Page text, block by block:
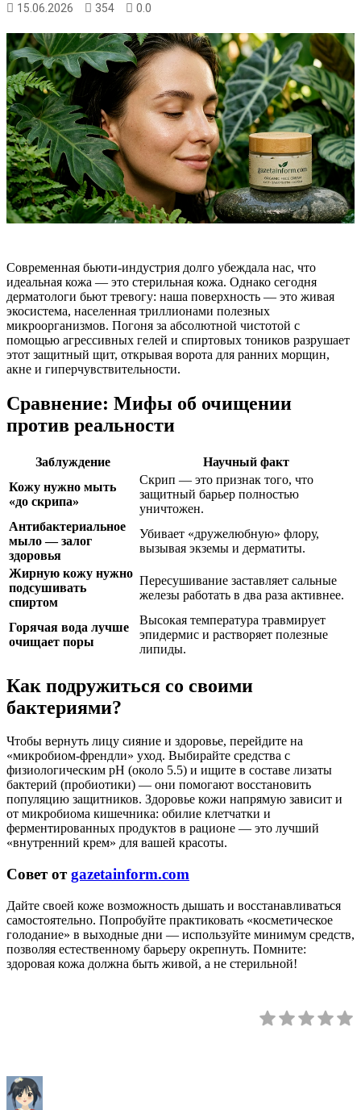
15.06.2026 354 0.0
Современная бьюти-индустрия долго убеждала нас, что
идеальная кожа — это стерильная кожа. Однако сегодня
дерматологи бьют тревогу: наша поверхность — это живая
экосистема, населенная триллионами полезных
микроорганизмов. Погоня за абсолютной чистотой с
помощью агрессивных гелей и спиртовых тоников разрушает
этот защитный щит, открывая ворота для ранних морщин,
акне и гиперчувствительности.
Сравнение: Мифы об очищении
против реальности
Заблуждение
Научный факт
Кожу нужно мыть
«до скрипа»
Скрип — это признак того, что
защитный барьер полностью
уничтожен.
Антибактериальное
мыло — залог
здоровья
Убивает «дружелюбную» флору,
вызывая экземы и дерматиты.
Жирную кожу нужно
подсушивать
спиртом
Пересушивание заставляет сальные
железы работать в два раза активнее.
Горячая вода лучше
очищает поры
Высокая температура травмирует
эпидермис и растворяет полезные
липиды.
Как подружиться со своими
бактериями?
Чтобы вернуть лицу сияние и здоровье, перейдите на
«микробиом-френдли» уход. Выбирайте средства с
физиологическим pH (около 5.5) и ищите в составе лизаты
бактерий (пробиотики) — они помогают восстановить
популяцию защитников. Здоровье кожи напрямую зависит и
от микробиома кишечника: обилие клетчатки и
ферментированных продуктов в рационе — это лучший
«внутренний крем» для вашей красоты.
Совет отgazetainform.com
Дайте своей коже возможность дышать и восстанавливаться
самостоятельно. Попробуйте практиковать «косметическое
голодание» в выходные дни — используйте минимум средств,
позволяя естественному барьеру окрепнуть. Помните:
здоровая кожа должна быть живой, а не стерильной!